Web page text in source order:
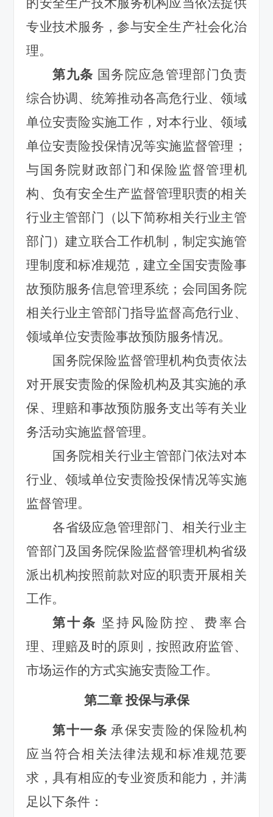
的安全生产技术服务机构应当依法提供
专业技术服务，参与安全生产社会化治
理。
第九条 国务院应急管理部门负 责
综合协调、统筹推动各高危行业、领域
单位安责险实施工作，对本行业、领域
单位安责险投保情况等实施监督管理；
与国务院财政部门和保险监督管理机
构、负有安全生产监督管理职责的相关
行业主管部门（以下简称相关行业主管
部门）建立联合工作机制，制定实施管
理制度和标准规范，建立全国安责险事
故预防服务信息管理系统；会同国务院
相关行业主管部门指导监督高危行业、
领域单位安责险事故预防服务情况。
国务院保险监督管理机构负责依法
对开展安责险的保险机构及其实施的承
保、理赔和事故预防服务支出等有关业
务活动实施监督管理。
国务院相关行业主管部门依法对本
行业、领域单位安责险投保情况等实施
监督管理。
各省级应急管理部门、相关行业主
管部门及 国务院保险监督管理机构省级
派出机构按照前款对应的职责开展相关
工作。
第十条 坚持风险防控、费率合
理、理赔及时的原则，按照政府监管、
市场运作的方式实施安责险工作。
第二章 投保与承保
第十一条 承保安责险的保险机构
应当符合相关法律法规和标准规范要
求，具有相应的专业资质和能力，并满
足以下条件：